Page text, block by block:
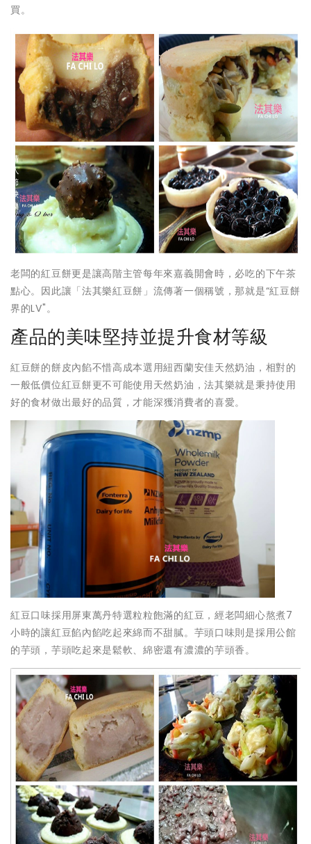
買。
老闆的紅豆餅更是讓高階主管每年來嘉義開會時，必吃的下午茶
點心。因此讓「法其樂紅豆餅」流傳著一個稱號，那就是“紅豆餅
界的LV"。
產品的美味堅持並提升食材等級
紅豆餅的餅皮內餡不惜高成本選用紐西蘭安佳天然奶油，相對的
一般低價位紅豆餅更不可能使用天然奶油，法其樂就是秉持使用
好的食材做出最好的品質，才能深獲消費者的喜愛。
紅豆口味採用屏東萬丹特選粒粒飽滿的紅豆，經老闆細心熬煮7
小時的讓紅豆餡內餡吃起來綿而不甜膩。芋頭口味則是採用公館
的芋頭，芋頭吃起來是鬆軟、綿密還有濃濃的芋頭香。